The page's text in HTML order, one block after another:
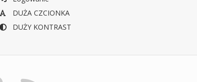
DUŻA CZCIONKA
DUŻY KONTRAST